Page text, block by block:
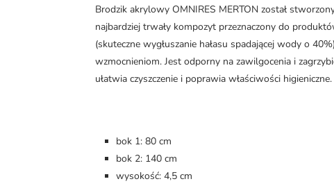
Brodzik akrylowy OMNIRES MERTON został
najbardziej trwały kompozyt przeznaczony do
(skuteczne wygłuszanie hałasu spadającej wody o
wzmocnieniom. Jest odporny na zawilgocenia i
ułatwia czyszczenie i poprawia właściwości
bok 1: 80 cm
bok 2: 140 cm
wysokość: 4,5 cm